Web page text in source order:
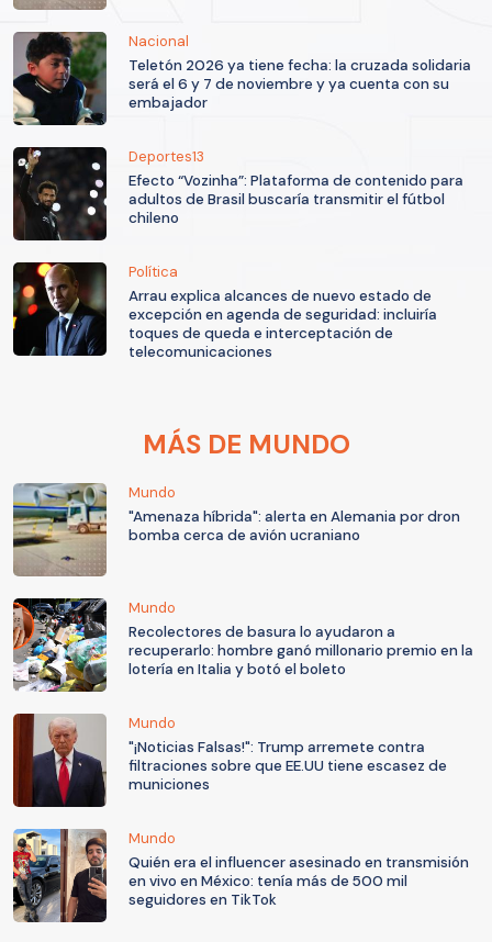
Nacional
Teletón 2026 ya tiene fecha: la cruzada solidaria
será el 6 y 7 de noviembre y ya cuenta con su
embajador
Deportes13
Efecto “Vozinha”: Plataforma de contenido para
adultos de Brasil buscaría transmitir el fútbol
chileno
Política
Arrau explica alcances de nuevo estado de
excepción en agenda de seguridad: incluiría
toques de queda e interceptación de
telecomunicaciones
MÁS DE MUNDO
Mundo
"Amenaza híbrida": alerta en Alemania por dron
bomba cerca de avión ucraniano
Mundo
Recolectores de basura lo ayudaron a
recuperarlo: hombre ganó millonario premio en la
lotería en Italia y botó el boleto
Mundo
"¡Noticias Falsas!": Trump arremete contra
filtraciones sobre que EE.UU tiene escasez de
municiones
Mundo
Quién era el influencer asesinado en transmisión
en vivo en México: tenía más de 500 mil
seguidores en TikTok